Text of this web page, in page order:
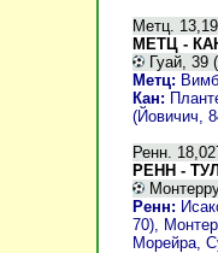
Метц.
МЕТЦ -
Гуай, 39
Метц:
Кан:
(Йовичич,
Ренн.
РЕНН -
Ренн:
70),
Морейра,